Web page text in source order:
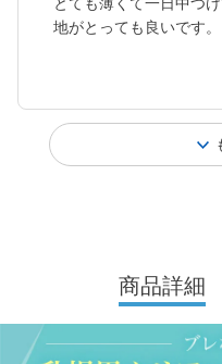
地がとっても良いです。
商品詳細